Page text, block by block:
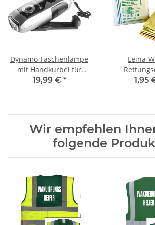
Dynamo Taschenlampe
mit Handkurbel für
Notfall, Camping,
19,99 € *
Leina-
silber/gold1,95
Wir empfehlen
folgende